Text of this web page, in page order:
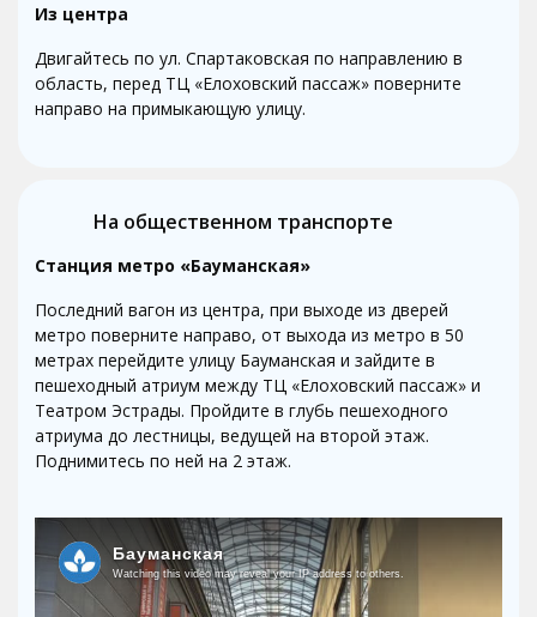
Из центра
Двигайтесь по ул. Спартаковская по направлению в
область, перед ТЦ «Елоховский пассаж» поверните
направо на примыкающую улицу.
На общественном транспорте
Станция метро «Бауманская»
Последний вагон из центра, при выходе из дверей
метро поверните направо, от выхода из метро в 50
метрах перейдите улицу Бауманская и зайдите в
пешеходный атриум между ТЦ «Елоховский пассаж» и
Театром Эстрады. Пройдите в глубь пешеходного
атриума до лестницы, ведущей на второй этаж.
Поднимитесь по ней на 2 этаж.